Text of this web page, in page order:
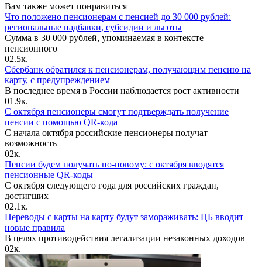
Вам также может понравиться
Что положено пенсионерам с пенсией до 30 000 рублей:
региональные надбавки, субсидии и льготы
Сумма в 30 000 рублей, упоминаемая в контексте
пенсионного
02.5к.
Сбербанк обратился к пенсионерам, получающим пенсию на
карту, с предупреждением
В последнее время в России наблюдается рост активности
01.9к.
С октября пенсионеры смогут подтверждать получение
пенсии с помощью QR-кода
С начала октября российские пенсионеры получат
возможность
02к.
Пенсии будем получать по-новому: с октября вводятся
пенсионные QR-коды
С октября следующего года для российских граждан,
достигших
02.1к.
Переводы с карты на карту будут замораживать: ЦБ вводит
новые правила
В целях противодействия легализации незаконных доходов
02к.